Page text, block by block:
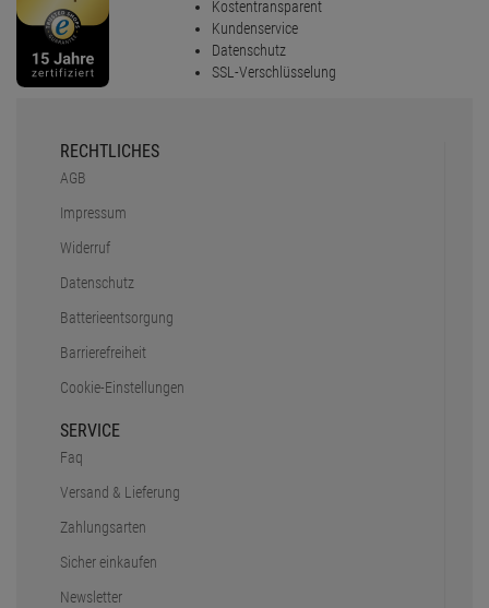
Kostentransparent
Kundenservice
Datenschutz
SSL-Verschlüsselung
RECHTLICHES
AGB
Impressum
Widerruf
Datenschutz
Batterieentsorgung
Barrierefreiheit
Cookie-Einstellungen
SERVICE
Faq
Versand & Lieferung
Zahlungsarten
Sicher einkaufen
Newsletter